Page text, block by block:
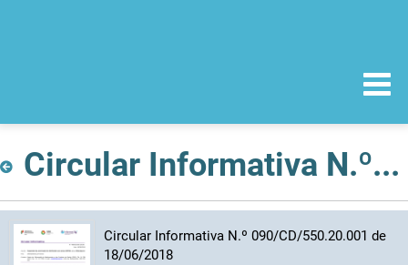
Circular Informativa N.º 090/CD/550.20.001 de 18/06/2018
Circular Informativa N.º 090/CD/550.20.001 de
18/06/2018